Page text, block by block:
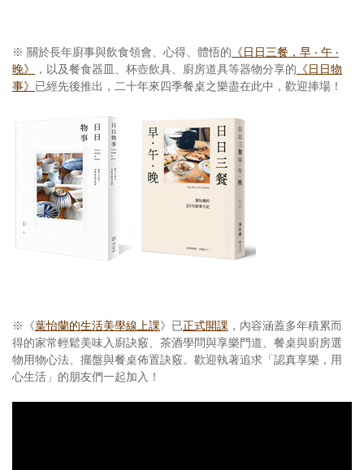
※ 關於長年廚事與飲食領會、心得、體悟的 《日日三餐，早 ‧ 午 ‧
晚》
，以及餐食器皿、杯壺飲具、廚房道具等器物分享的 《日日物
事》 已經先後推出，二十年來四季餐桌之樂盡在此中，歡迎捧場！
※《葉怡蘭的生活美學線上課》已正式開課 ，內容涵蓋多年積累而
得的家常輕鬆美味入廚訣竅、茶酒學問與享樂門道、餐桌與廚房選
物用物心法、擺盤與餐桌佈置訣竅。歡迎執著追求「認真享樂，用
心生活」的朋友們一起加入！